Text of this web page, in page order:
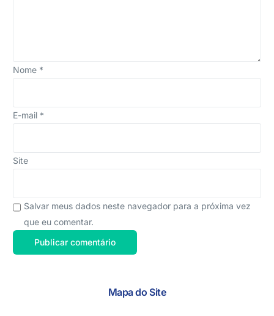
Nome *
E-mail *
Site
Salvar meus dados neste navegador para a próxima vez
que eu comentar.
Mapa do Site